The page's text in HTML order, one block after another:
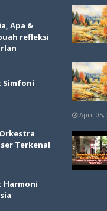
Apa &
refleksi
Simfoni
Terkenal
Harmoni
April 05,